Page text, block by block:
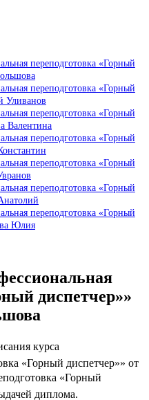
переподготовка «Горный
переподготовка «Горный
Уливанов
переподготовка «Горный
Валентина
переподготовка «Горный
переподготовка «Горный
переподготовка «Горный
переподготовка «Горный
Юлия
диспетчер»»
курса
«Горный диспетчер»» от
«Горный
диплома.